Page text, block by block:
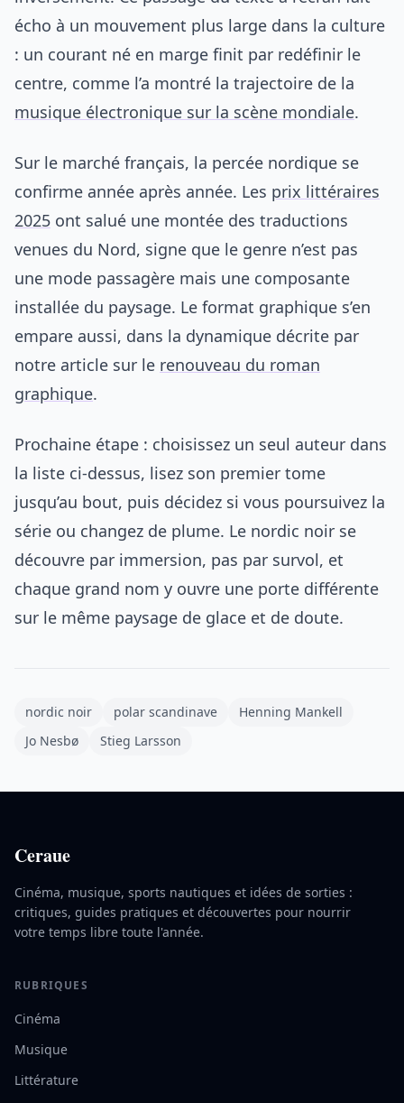
écho à un mouvement plus large dans la culture
: un courant né en marge finit par redéfinir le
centre, comme l’a montré la trajectoire de la
musique électronique sur la scène mondiale.
Sur le marché français, la percée nordique se
confirme année après année. Les prix littéraires
2025 ont salué une montée des traductions
venues du Nord, signe que le genre n’est pas
une mode passagère mais une composante
installée du paysage. Le format graphique s’en
empare aussi, dans la dynamique décrite par
notre article sur le renouveau du roman
graphique.
Prochaine étape : choisissez un seul auteur dans
la liste ci-dessus, lisez son premier tome
jusqu’au bout, puis décidez si vous poursuivez la
série ou changez de plume. Le nordic noir se
découvre par immersion, pas par survol, et
chaque grand nom y ouvre une porte différente
sur le même paysage de glace et de doute.
nordic noir polar scandinave
Henning Mankell
Jo Nesbø
Stieg Larsson
Ceraue
Cinéma, musique, sports nautiques et idées de sorties :
critiques, guides pratiques et découvertes pour nourrir
votre temps libre toute l'année.
RUBRIQUES
Cinéma
Musique
Littérature